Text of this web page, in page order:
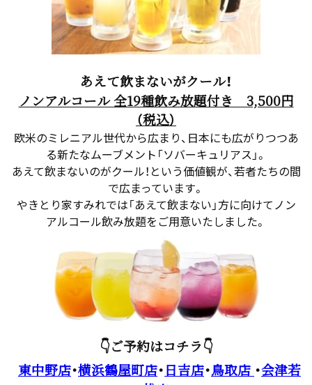
あえて飲まないがクール！
ノンアルコール 全19種飲み放題付き 3,500円
（税込）
欧米のミレニアル世代から広まり、日本にも広がりつつあ
る新たなムーブメント「ソバーキュリアス」。
あえて飲まないのがクール！という価値観が、若者たちの間
で広まっています。
やきとり家すみれでは「あえて飲まない」方に向けてノン
アルコール飲み放題をご用意いたしました。
👇ご予約はコチラ👇
東中野店・横浜鶴屋町店・日吉店・鳥取店 ・会津若